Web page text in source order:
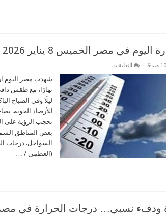
في مصر الخميس 8 يناير 2026
التعليقات
الحرارة
اليوم
في
مصر
الخميس
8
يناير
2026
مغلقة
شهدت مصر اليوم
نهارًا، مع طقس
ليلًا وفي الصباح
للأرصاد الجوية.
تحجب الرؤية على
بعض المناطق
السواحل. درجات
(العظمى / …
ودفء نسبي… درجات الحرارة في مصر